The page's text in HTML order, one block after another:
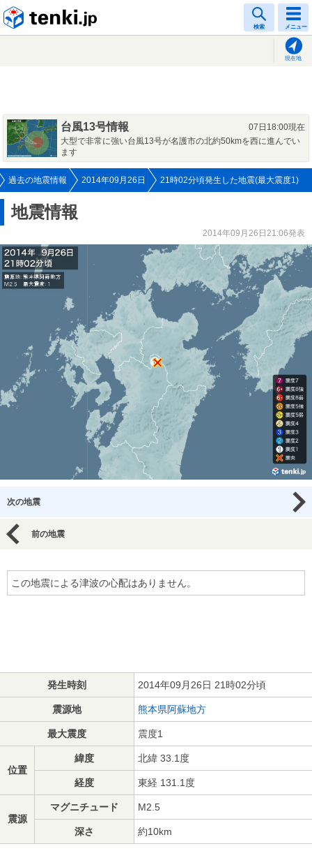
検索 メニュー
現在地
台風13号情報
07日18:00現在
大型で非常に強い台風13号が名護市の北約50kmを西に進んでい
ます
過去の地震情報 2014年09月26日 21時02分頃発生した地震(最大震度1)
地震情報
2014年09月26日21:06発表
次の地震
前の地震
この地震による津波の心配はありません。
発生時刻 2014年09月26日 21時02分頃
震源地 熊本県阿蘇地方
最大震度 震度1
位置
緯度 北緯 33.1度
経度 東経 131.1度
震源
マグニチュード M2.5
深さ 約10km